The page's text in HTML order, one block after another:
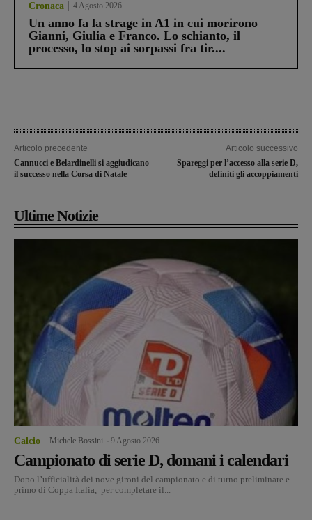
Cronaca 4 Agosto 2026
Un anno fa la strage in A1 in cui morirono
Gianni, Giulia e Franco. Lo schianto, il
processo, lo stop ai sorpassi fra tir....
Articolo precedente
Cannucci e Belardinelli si aggiudicano
il successo nella Corsa di Natale
Articolo successivo
Spareggi per l’accesso alla serie D,
definiti gli accoppiamenti
Ultime Notizie
Calcio Michele Bossini 9 Agosto 2026
Campionato di serie D, domani i calendari
Dopo l’ufficialità dei nove gironi del campionato e di turno preliminare e
primo di Coppa Italia, per completare il...